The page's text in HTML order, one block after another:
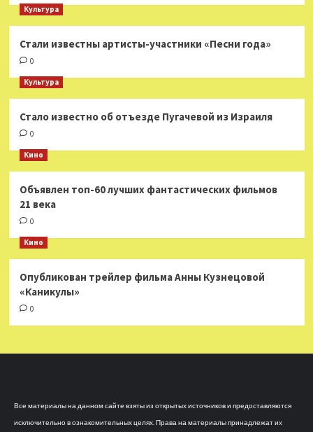
Культура
Стали известны артисты-участники «Песни года»
0
Культура
Стало известно об отъезде Пугачевой из Израиля
0
Кино
Объявлен топ-60 лучших фантастических фильмов
21 века
0
Кино
Опубликован трейлер фильма Анны Кузнецовой
«Каникулы»
0
Все материалы на данном сайте взяты из открытых источников и предоставляются
исключительно в ознакомительных целях. Права на материалы принадлежат их